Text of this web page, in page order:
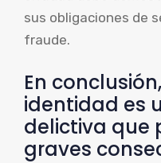
sus obligaciones de
fraude.
En
identidad es
delictiva que
graves